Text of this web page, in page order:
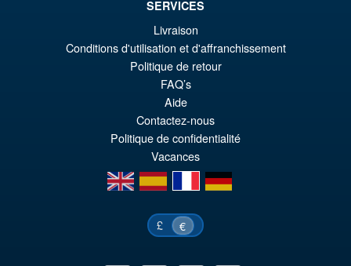
VORBESTELLUNGEN
SERVICES
Livraison
Conditions d'utilisation et d'affranchissement
Politique de retour
FAQ’s
Aide
Contactez-nous
Politique de confidentialité
Vacances
en
es fr de
£ €